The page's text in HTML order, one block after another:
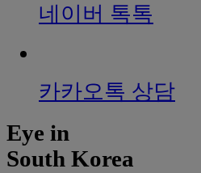
네이버 톡톡
카카오톡 상담
Eye in
South Korea